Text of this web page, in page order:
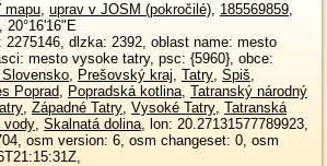
mapu, uprav v JOSM (pokročilé), 185569859,
, 20°16'16"E
mesto vysoke tatry, psc: {5960}, obce:
, Prešovský kraj, Tatry, Spiš,
Poprad, Popradská kotlina, Tatranský národný
, Západné Tatry, Vysoké Tatry, Tatranská
vody, Skalnatá dolina, lon: 20.27131577789923,
osm version: 6, osm changeset: 0, osm